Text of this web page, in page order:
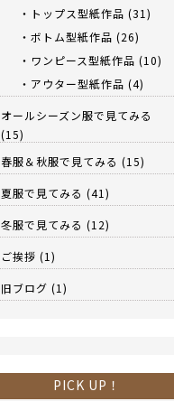
・トップス型紙作品 (31)
・ボトム型紙作品 (26)
・ワンピース型紙作品 (10)
・アウター型紙作品 (4)
オールシーズン服で見てみる
(15)
春服＆秋服で見てみる (15)
夏服で見てみる (41)
冬服で見てみる (12)
ご挨拶 (1)
旧ブログ (1)
PICK UP！